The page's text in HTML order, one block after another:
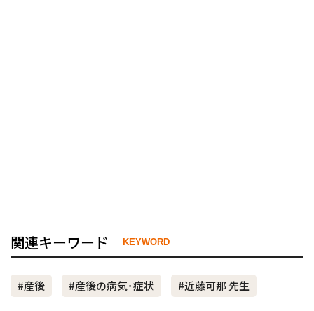
関連キーワード KEYWORD
#産後 #産後の病気･症状 #近藤可那 先生